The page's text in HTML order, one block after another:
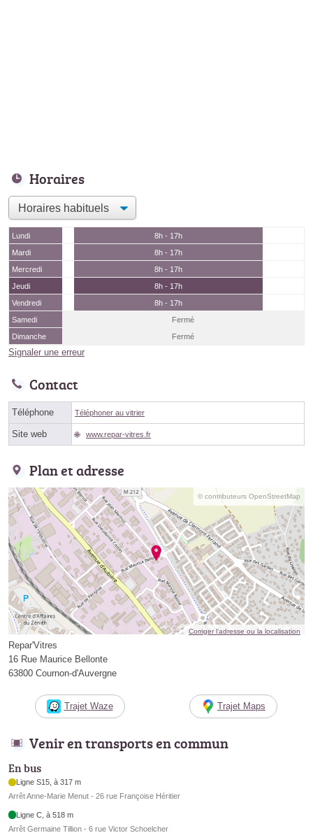
Horaires
Lundi
8h - 17h
Mardi
8h - 17h
Mercredi
8h - 17h
Jeudi
8h - 17h
Vendredi
8h - 17h
Samedi
Fermé
Dimanche
Fermé
Signaler une erreur
Contact
Téléphone Téléphoner au vitrier
Site web www.repar-vitres.fr
Plan et adresse
© contributeurs OpenStreetMap
Corriger l’adresse ou la localisation
Repar'Vitres
16 Rue Maurice Bellonte
63800 Cournon-d'Auvergne
Trajet Waze Trajet Maps
Venir en transports en commun
En bus
Ligne S15, à 317 m
Arrêt Anne-Marie Menut - 26 rue Françoise Héritier
Ligne C, à 518 m
Arrêt Germaine Tillion - 6 rue Victor Schoelcher